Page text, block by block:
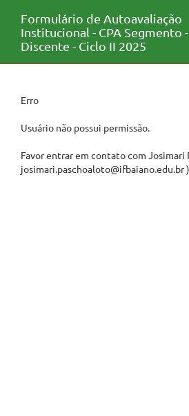
Formulário de Autoavaliação
Institucional - CPA Segmento -
Discente - Ciclo II 2025
Erro
Usuário não possui permissão.
Favor entrar em contato com Josimari
josimari.paschoaloto@ifbaiano.edu.br